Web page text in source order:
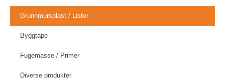
Grunnmursplast / Lister
Byggtape
Fugemasse / Primer
Diverse produkter